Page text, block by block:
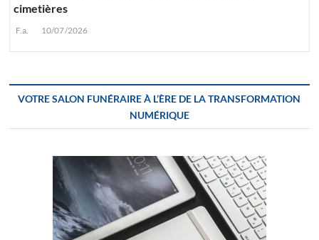
cimetières
F.a. 10/07/2026
VOTRE SALON FUNÉRAIRE À L’ÈRE DE LA TRANSFORMATION
NUMÉRIQUE